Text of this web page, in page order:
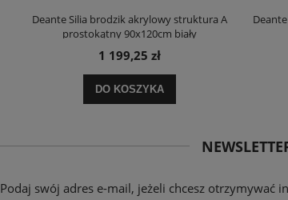
Deante Silia brodzik akrylowy struktura A
prostokątny 90x120cm biały
1 199,25 zł
DO KOSZYKA
Podaj swój adres e-mail, jeżeli chcesz otrzymywać